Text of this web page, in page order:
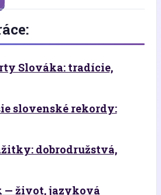
Slováka: tradície,
slovenské rekordy:
dobrodružstvá,
— život, jazyková